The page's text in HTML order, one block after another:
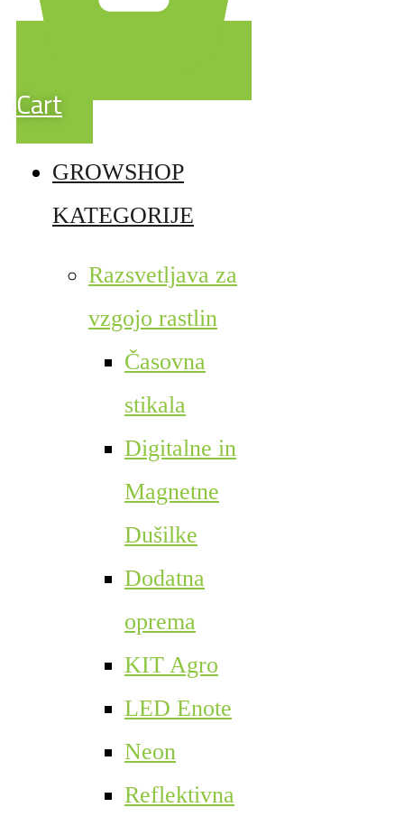
Cart
GROWSHOP
KATEGORIJE
Razsvetljava za
vzgojo rastlin
Časovna
stikala
Digitalne in
Magnetne
Dušilke
Dodatna
oprema
KIT Agro
LED Enote
Neon
Reflektivna